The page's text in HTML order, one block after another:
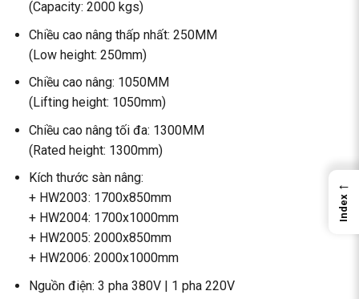
(Capacity: 2000 kgs)
Chiều cao nâng thấp nhất: 250MM
(Low height: 250mm)
Chiều cao nâng: 1050MM
(Lifting height: 1050mm)
Chiều cao nâng tối đa: 1300MM
(Rated height: 1300mm)
Kích thước sàn nâng:
+ HW2003: 1700x850mm
+ HW2004: 1700x1000mm
+ HW2005: 2000x850mm
+ HW2006: 2000x1000mm
Nguồn điện: 3 pha 380V | 1 pha 220V
←
Index